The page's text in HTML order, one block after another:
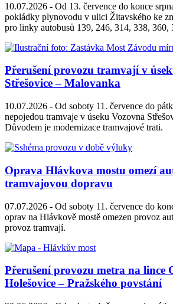
10.07.2026 - Od 13. července do konce
pokládky plynovodu v ulici Žitavského ke
pro linky autobusů 139, 246, 314, 338, 360,
Přerušení provozu tramvají v
Střešovice – Malovanka
10.07.2026 - Od soboty 11. července do
nepojedou tramvaje v úseku Vozovna
Důvodem je modernizace tramvajové trati.
Oprava Hlávkova mostu omezí
tramvajovou dopravu
07.07.2026 - Od soboty 11. července do
oprav na Hlávkově mostě omezen provoz
provoz tramvají.
Přerušení provozu metra na lince
Holešovice – Pražského povstání